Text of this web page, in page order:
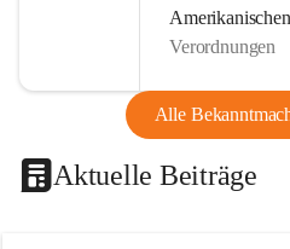
Verordnungen
Alle
Aktuelle Beiträge